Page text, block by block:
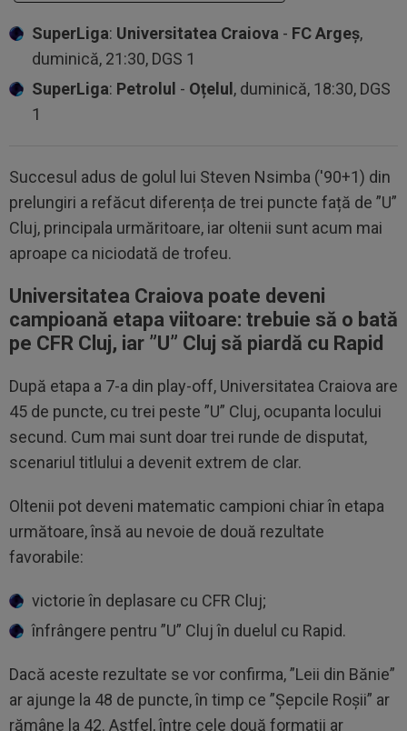
SuperLiga: Universitatea Craiova - FC Argeș,
duminică, 21:30, DGS 1
SuperLiga: Petrolul - Oțelul, duminică, 18:30, DGS
1
Succesul adus de golul lui Steven Nsimba ('90+1) din
prelungiri a refăcut diferența de trei puncte față de ”U”
Cluj, principala urmăritoare, iar oltenii sunt acum mai
aproape ca niciodată de trofeu.
Universitatea Craiova poate deveni
campioană etapa viitoare: trebuie să o bată
pe CFR Cluj, iar ”U” Cluj să piardă cu Rapid
După etapa a 7-a din play-off, Universitatea Craiova are
45 de puncte, cu trei peste ”U” Cluj, ocupanta locului
secund. Cum mai sunt doar trei runde de disputat,
scenariul titlului a devenit extrem de clar.
Oltenii pot deveni matematic campioni chiar în etapa
următoare, însă au nevoie de două rezultate
favorabile:
victorie în deplasare cu CFR Cluj;
înfrângere pentru ”U” Cluj în duelul cu Rapid.
Dacă aceste rezultate se vor confirma, ”Leii din Bănie”
ar ajunge la 48 de puncte, în timp ce ”Șepcile Roșii” ar
rămâne la 42. Astfel, între cele două formații ar